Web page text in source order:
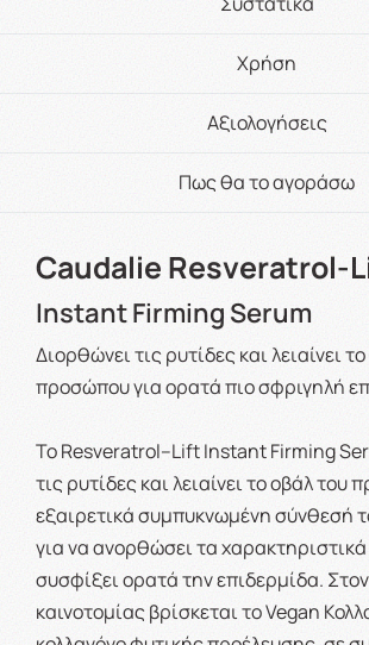
Χρήση
Αξιολογήσεις
Πως θα το αγοράσω
Caudalie Resveratrol-
Instant Firming Serum
Διορθώνει τις ρυτίδες και λειαίνει
προσώπου για ορατά πιο σφριγηλή
Το Resveratrol–Lift Instant Firming
τις ρυτίδες και λειαίνει το οβάλ του
εξαιρετικά συμπυκνωμένη σύνθεσή
για να ανορθώσει τα χαρακτηριστικά
συσφίξει ορατά την επιδερμίδα.
καινοτομίας βρίσκεται το Vegan